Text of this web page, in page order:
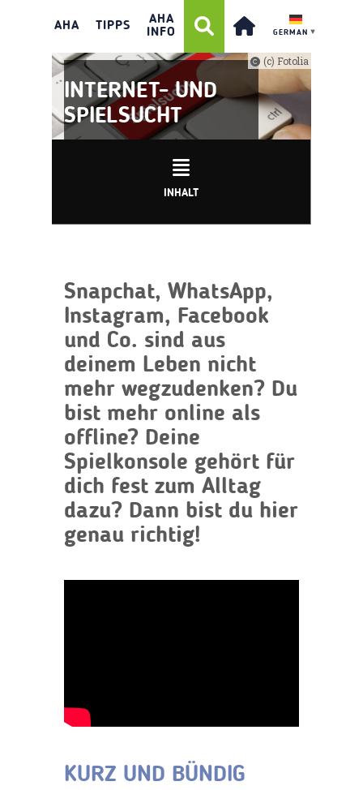
AHA TIPPS
AHA
INFO
GERMAN ▼
(c) Fotolia
INTERNET- UND
SPIELSUCHT
INHALT
Snapchat, WhatsApp,
Instagram, Facebook
und Co. sind aus
deinem Leben nicht
mehr wegzudenken? Du
bist mehr online als
offline? Deine
Spielkonsole gehört für
dich fest zum Alltag
dazu? Dann bist du hier
genau richtig!
KURZ UND BÜNDIG